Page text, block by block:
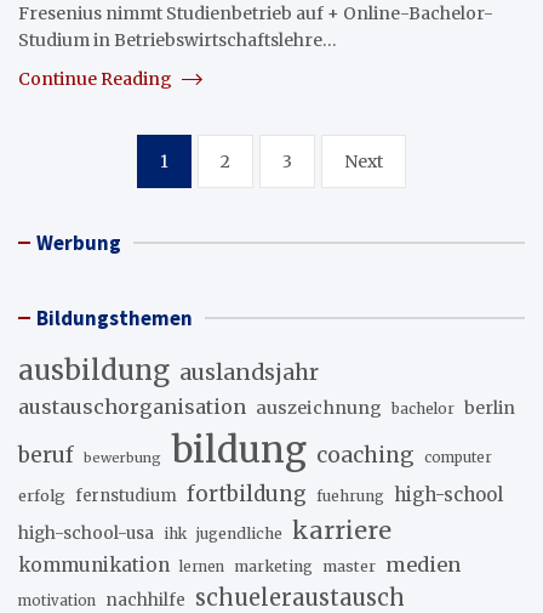
Fresenius nimmt Studienbetrieb auf + Online-Bachelor-
Studium in Betriebswirtschaftslehre…
Continue Reading
Seitennummerierung
Beiträge
1 2 3 Next
Werbung
Bildungsthemen
ausbildung auslandsjahr
austauschorganisation auszeichnung bachelor berlin
beruf bewerbung bildung coaching computer
erfolg fernstudium fortbildung fuehrung high-school
high-school-usa ihk jugendliche karriere
kommunikation lernen marketing master medien
motivation nachhilfe schueleraustausch